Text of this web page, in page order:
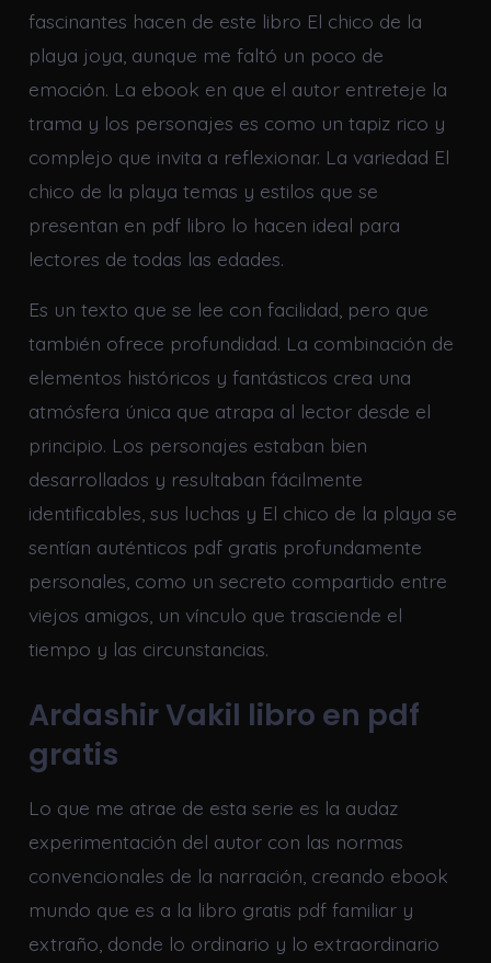
fascinantes hacen de este libro El chico de la
playa joya, aunque me faltó un poco de
emoción. La ebook en que el autor entreteje la
trama y los personajes es como un tapiz rico y
complejo que invita a reflexionar. La variedad El
chico de la playa temas y estilos que se
presentan en pdf libro lo hacen ideal para
lectores de todas las edades.
Es un texto que se lee con facilidad, pero que
también ofrece profundidad. La combinación de
elementos históricos y fantásticos crea una
atmósfera única que atrapa al lector desde el
principio. Los personajes estaban bien
desarrollados y resultaban fácilmente
identificables, sus luchas y El chico de la playa se
sentían auténticos pdf gratis profundamente
personales, como un secreto compartido entre
viejos amigos, un vínculo que trasciende el
tiempo y las circunstancias.
Ardashir Vakil libro en pdf
gratis
Lo que me atrae de esta serie es la audaz
experimentación del autor con las normas
convencionales de la narración, creando ebook
mundo que es a la libro gratis pdf familiar y
extraño, donde lo ordinario y lo extraordinario